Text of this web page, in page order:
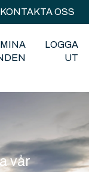
KONTAKTA OSS
MINA
LOGGA
UT
vår